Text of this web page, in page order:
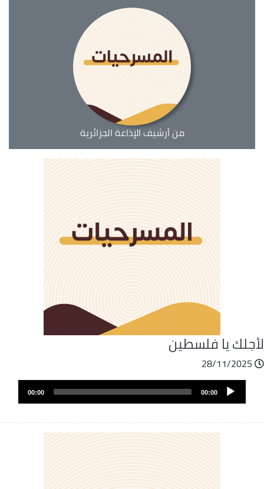
من أرشيف الإذاعة الجزائرية
يا فلسطين
28/11/2025
ملفAudio
Player
00:00
00:00